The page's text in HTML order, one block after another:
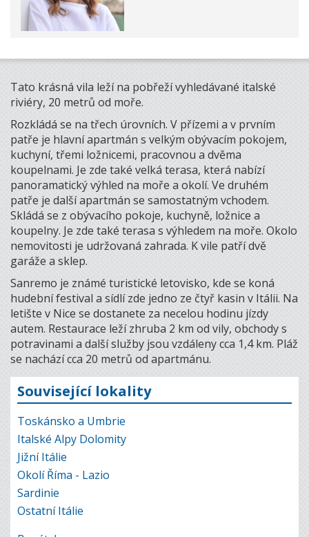
Tato krásná vila leží na pobřeží vyhledávané italské
riviéry, 20 metrů od moře.
Rozkládá se na třech úrovních. V přízemi a v prvním
patře je hlavní apartmán s velkým obývacím pokojem,
kuchyní, třemi ložnicemi, pracovnou a dvěma
koupelnami. Je zde také velká terasa, která nabízí
panoramatický výhled na moře a okolí. Ve druhém
patře je další apartmán se samostatným vchodem.
Skládá se z obývacího pokoje, kuchyně, ložnice a
koupelny. Je zde také terasa s výhledem na moře. Okolo
nemovitosti je udržovaná zahrada. K vile patří dvě
garáže a sklep.
Sanremo je známé turistické letovisko, kde se koná
hudební festival a sídlí zde jedno ze čtyř kasin v Itálii. Na
letište v Nice se dostanete za necelou hodinu jízdy
autem. Restaurace leží zhruba 2 km od vily, obchody s
potravinami a další služby jsou vzdáleny cca 1,4 km. Pláž
se nachází cca 20 metrů od apartmánu.
Související lokality
Toskánsko a Umbrie
Italské Alpy Dolomity
Jižní Itálie
Okolí Říma - Lazio
Sardinie
Ostatní Itálie